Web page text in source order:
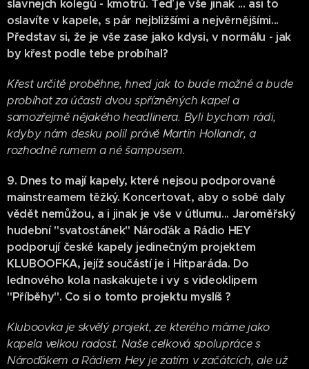
slavnejch kolegů - kmotrů. Teď je vše jinak ... asi to
oslavíte v kapele, s pár nejbližšími a nejvěrnějšími...
Představ si, že je vše zase jako kdysi, v normálu - jak
by křest podle tebe probíhal?
Křest určitě proběhne, hned jak to bude možné a bude
probíhat za účasti dvou spřízněných kapel a
samozřejmě nějakého headlinera. Byli bychom rádi,
kdyby nám desku polil právě Martin Hollandr, a
rozhodně rumem a né šampusem.
9. Dnes to mají kapely, které nejsou podporované
mainstreamem těžký. Koncertovat, aby o sobě daly
vědět nemůžou, a i jinak je vše v útlumu... Jaroměřský
hudební "svatostánek" Nároďák a Rádio HEY
podporují české kapely jedinečným projektem
KLUBOOFKA, jejíž součástí je i Hitparáda. Do
lednového kola naskakujete i vy s videoklipem
"Příběhy". Co si o tomto projektu myslíš ?
Kluboovka je skvělý projekt, ze kterého máme jako
kapela velkou radost. Naše celková spolupráce s
Nároďákem a Rádiem Hey je zatím v začátcích, ale už